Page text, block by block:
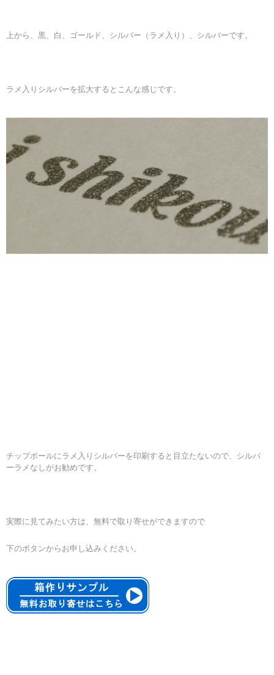
上から、黒、白、ゴールド、シルバー（ラメ入り）、シルバーです。
ラメ入りシルバーを拡大するとこんな感じです。
チップボールにラメ入りシルバーを印刷すると目立たないので、シルバ
ーラメなしがお勧めです。
実際に見てみたい方は、無料で取り寄せができますので
下のボタンからお申し込みください。